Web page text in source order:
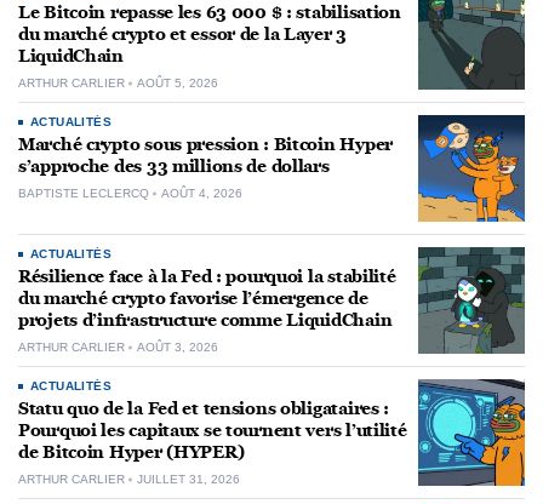
Le Bitcoin repasse les 63 000 $ : stabilisation
du marché crypto et essor de la Layer 3
LiquidChain
ARTHUR CARLIER AOÛT 5, 2026
ACTUALITÉS
Marché crypto sous pression : Bitcoin Hyper
s’approche des 33 millions de dollars
BAPTISTE LECLERCQ AOÛT 4, 2026
ACTUALITÉS
Résilience face à la Fed : pourquoi la stabilité
du marché crypto favorise l’émergence de
projets d’infrastructure comme LiquidChain
ARTHUR CARLIER AOÛT 3, 2026
ACTUALITÉS
Statu quo de la Fed et tensions obligataires :
Pourquoi les capitaux se tournent vers l’utilité
de Bitcoin Hyper (HYPER)
ARTHUR CARLIER JUILLET 31, 2026